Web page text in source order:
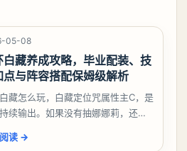
05-08
白藏养成攻略，毕业配装、技
点与阵容搭配保姆级解析
藏怎么玩，白藏定位咒属性主C，是
续输出。如果没有抽娜娜莉，还没
莉缺另外一个二队C想打深渊也可以
读 →